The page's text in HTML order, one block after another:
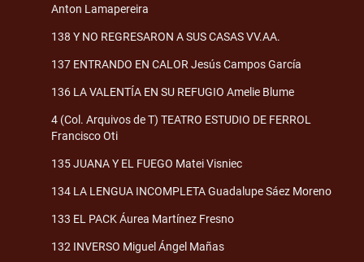
Anton Lamapereira
138 Y NO REGRESARON A SUS CASAS VV.AA.
137 ENTRANDO EN CALOR Jesús Campos García
136 LA VALENTÍA EN SU REFUGIO Amelie Blume
4 (Col. Arquivos de T) TEATRO ESTUDIO DE FERROL
Francisco Oti
135 JUANA Y EL FUEGO Matei Visniec
134 LA LENGUA INCOMPLETA Guadalupe Sáez Moreno
133 EL PACK Áurea Martínez Fresno
132 INVERSO Miguel Ángel Mañas